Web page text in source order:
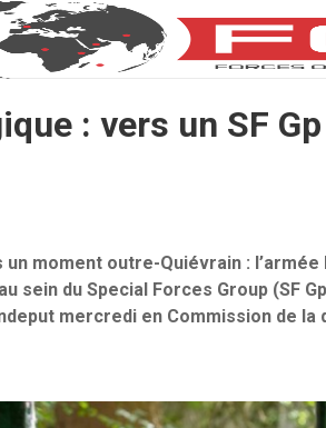
: vers un SF
un moment outre-Quiévrain :
sein du Special Forces Group (SF
mercredi en Commission de